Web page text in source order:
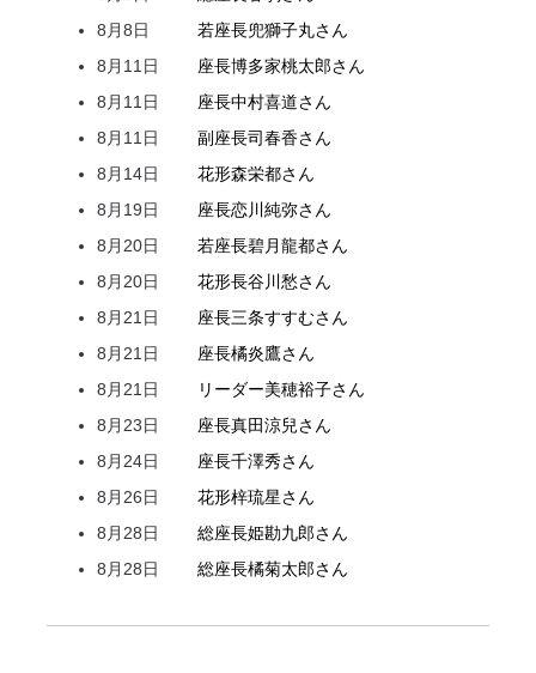
8月8日
若座長兜獅子丸さん
8月11日
座長博多家桃太郎さん
8月11日
座長中村喜道さん
8月11日
副座長司春香さん
8月14日
花形森栄都さん
8月19日
座長恋川純弥さん
8月20日
若座長碧月龍都さん
8月20日
花形長谷川愁さん
8月21日
座長三条すすむさん
8月21日
座長橘炎鷹さん
8月21日
リーダー美穂裕子さん
8月23日
座長真田涼兒さん
8月24日
座長千澤秀さん
8月26日
花形梓琉星さん
8月28日
総座長姫勘九郎さん
8月28日
総座長橘菊太郎さん